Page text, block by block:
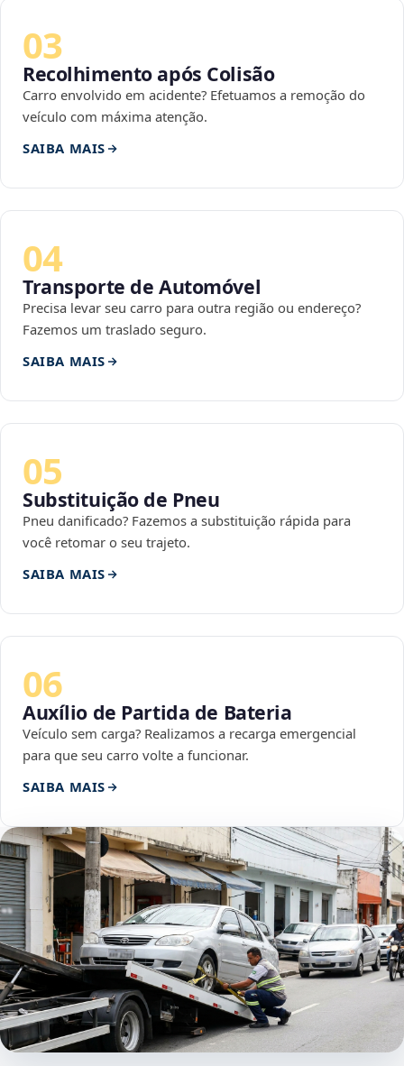
03
Recolhimento após Colisão
Carro envolvido em acidente? Efetuamos a remoção do
veículo com máxima atenção.
SAIBA MAIS
04
Transporte de Automóvel
Precisa levar seu carro para outra região ou endereço?
Fazemos um traslado seguro.
SAIBA MAIS
05
Substituição de Pneu
Pneu danificado? Fazemos a substituição rápida para
você retomar o seu trajeto.
SAIBA MAIS
06
Auxílio de Partida de Bateria
Veículo sem carga? Realizamos a recarga emergencial
para que seu carro volte a funcionar.
SAIBA MAIS